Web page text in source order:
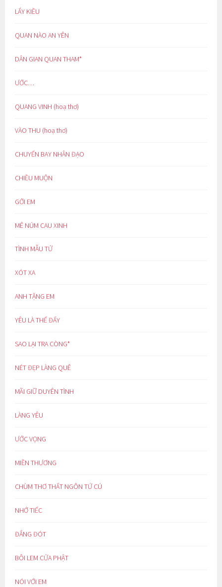
LẨY KIỀU
QUAN NÀO AN YÊN
DÂN GIAN QUAN THAM*
ƯỚC…
QUANG VINH (hoạ thơ)
VÀO THU (hoạ thơ)
CHUYẾN BAY NHÂN ĐẠO
CHIỀU MUỘN
GỞI EM
MÊ NÚM CAU XINH
TÌNH MẪU TỬ
XÓT XA
ANH TẶNG EM
YÊU LÀ THẾ ĐẤY
SAO LẠI TRA CÒNG*
NÉT ĐẸP LÀNG QUÊ
MÃI GIỮ DUYÊN TÌNH
LÀNG YÊU
ƯỚC VỌNG
MIỀN THƯƠNG
CHÙM THƠ THẤT NGÔN TỨ CÚ
NHỚ TIẾC
ĐẮNG ĐÓT
BÔI LEM CỬA PHẬT
NÓI VỚI EM